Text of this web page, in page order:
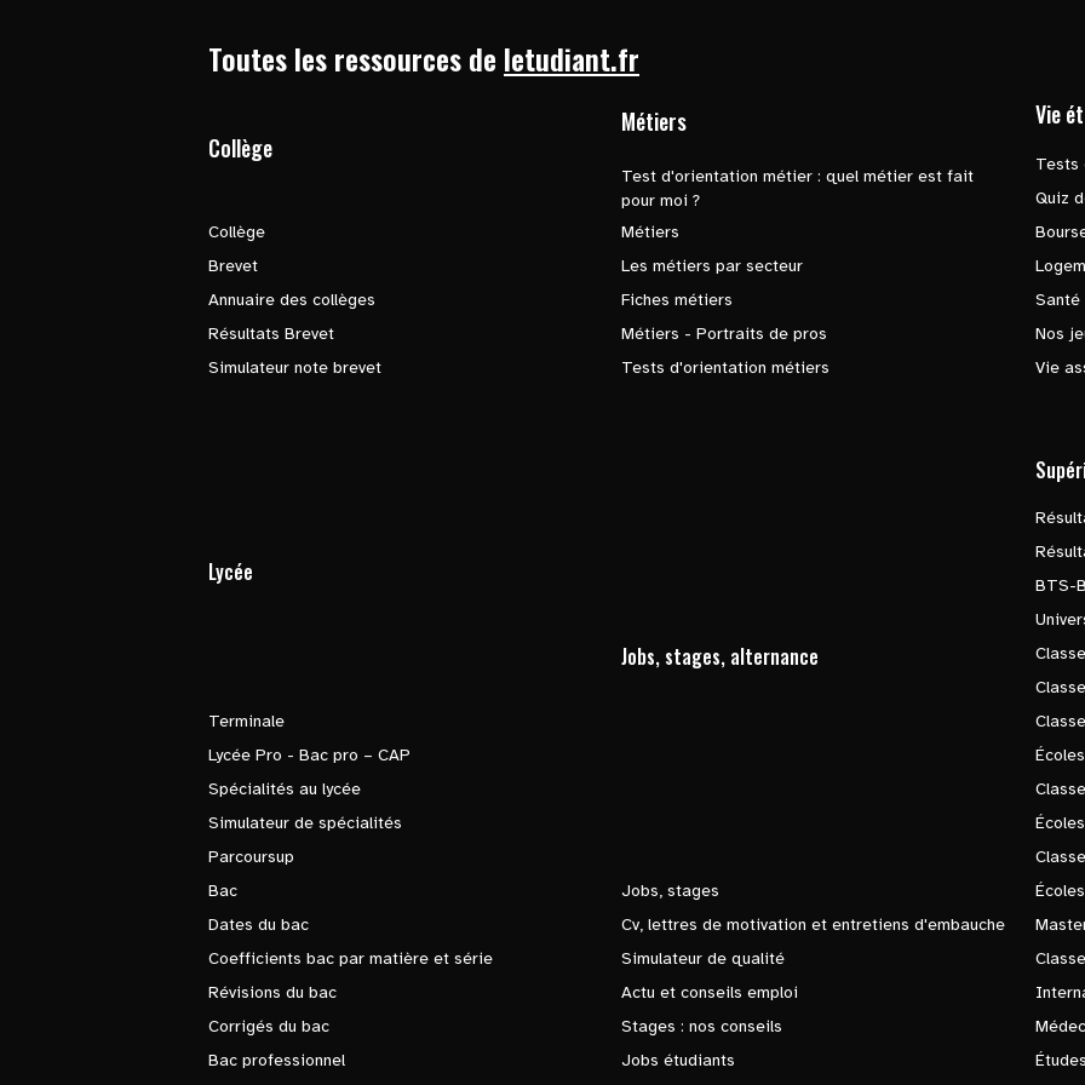
Toutes les ressources de letudiant.fr
Collège
Collège
Brevet
Annuaire des collèges
Résultats Brevet
Simulateur note brevet
Métiers
Test d'orientation métier : quel métier est fait
pour moi ?
Métiers
Les métiers par secteur
Fiches métiers
Métiers - Portraits de pros
Tests d'orientation métiers
Vie
Tests
Quiz
Santé
Nos
Vie
Lycée
Terminale
Lycée Pro - Bac pro – CAP
Spécialités au lycée
Simulateur de spécialités
Parcoursup
Bac
Dates du bac
Coefficients bac par matière et série
Révisions du bac
Corrigés du bac
Bac professionnel
Jobs, stages, alternance
Jobs, stages
Cv, lettres de motivation et entretiens d'embauche
Simulateur de qualité
Actu et conseils emploi
Stages : nos conseils
Jobs étudiants
BTS-